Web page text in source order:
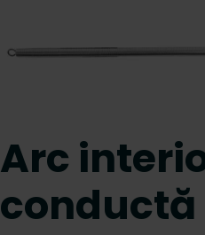
Arc
conductă